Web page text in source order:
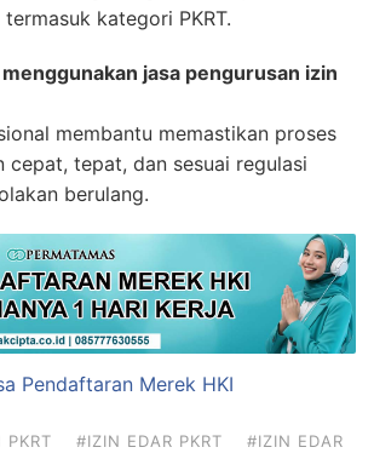
kategori PKRT.
jasa pengurusan izin
membantu memastikan proses
cepat, tepat, dan sesuai regulasi
berulang.
Pendaftaran Merek HKI
PKRT #IZIN EDAR PKRT
#IZIN EDAR